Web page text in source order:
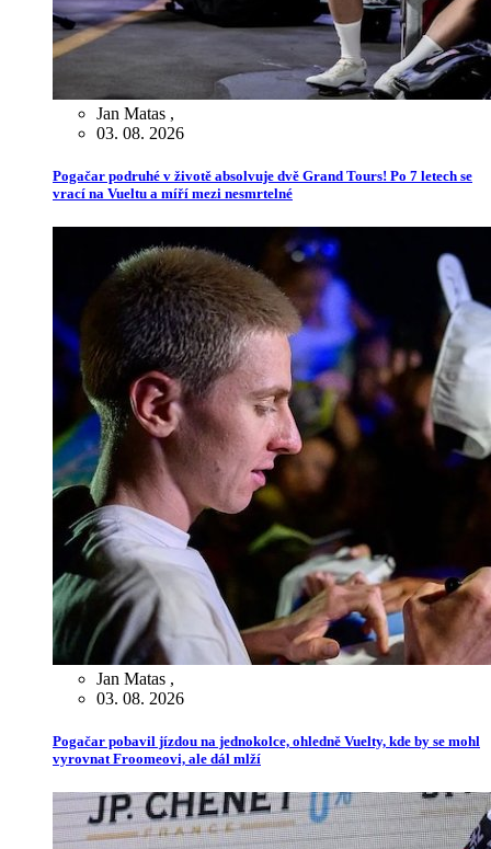
Jan Matas ,
03. 08. 2026
Pogačar podruhé v životě absolvuje dvě Grand Tours! Po 7 letech se
vrací na Vueltu a míří mezi nesmrtelné
Jan Matas ,
03. 08. 2026
Pogačar pobavil jízdou na jednokolce, ohledně Vuelty, kde by se mohl
vyrovnat Froomeovi, ale dál mlží